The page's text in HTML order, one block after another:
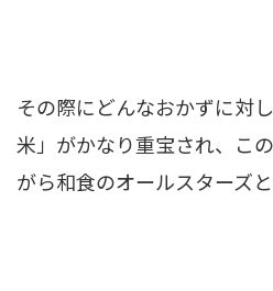
その際にどんなおかずに対
米」がかなり重宝され、こ
がら和食のオールスターズ